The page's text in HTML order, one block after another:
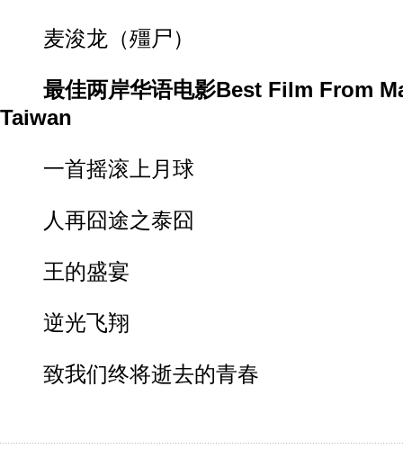
麦浚龙（殭尸）
最佳两岸华语电影Best Film From
Taiwan
一首摇滚上月球
人再囧途之泰囧
王的盛宴
逆光飞翔
致我们终将逝去的青春